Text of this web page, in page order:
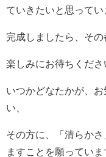
ていきたいと思ってい
完成しましたら、その
楽しみにお待ちくださ
いつかどなたかが、
い、
その方に、「清らか
ますことを願っていま